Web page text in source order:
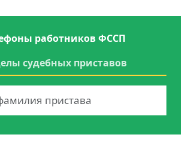
работников ФССП
судебных приставов